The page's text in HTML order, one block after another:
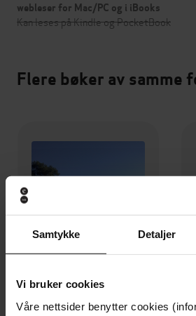
Samtykke Detaljer
Vi bruker cookies
Våre nettsider benytter cookies
webleser for Mac/PC og i iBooks
Kan leses på Kindle og PocketBook
Flere bøker av samme